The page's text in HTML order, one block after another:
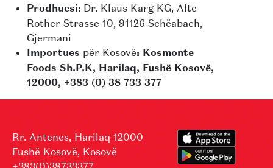
Prodhuesi: Dr. Klaus Karg KG, Alte
Rother Strasse 10, 91126 Schëabach,
Gjermani
Importues për Kosovë: Kosmonte
Foods Sh.P.K, Harilaq, Fushë Kosovë,
12000, +383 (0) 38 733 377
Rr. Antenes, Harilaq 12000
Fushë Kosovë, Kosovë